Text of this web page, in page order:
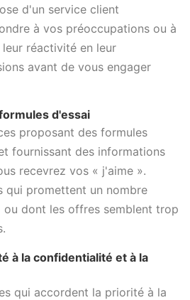
d'un service client
à vos préoccupations ou à
réactivité en leur
avant de vous engager
d'essai
proposant des formules
fournissant des informations
recevrez vos « j'aime ».
qui promettent un nombre
ou dont les offres semblent trop
à la confidentialité et à la
qui accordent la priorité à la